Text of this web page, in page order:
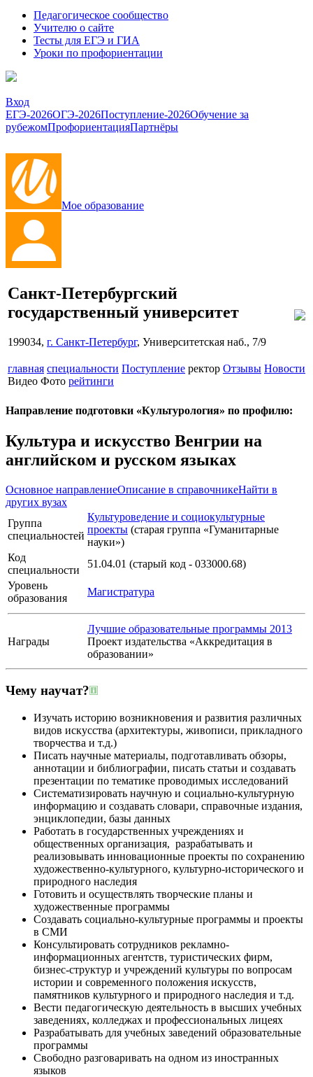
Педагогическое сообщество
Учителю о сайте
Тесты для ЕГЭ и ГИА
Уроки по профориентации
Вход
ЕГЭ-2026ОГЭ-2026Поступление-2026Обучение за
рубежомПрофориентацияПартнёры
Мое образование
Санкт-Петербургский
государственный университет
199034, г. Санкт-Петербург, Университетская наб., 7/9
главная специальности Поступление ректор Отзывы Новости
Видео Фото рейтинги
Направление подготовки «Культурология» по профилю:
Культура и искусство Венгрии на
английском и русском языках
Основное направлениеОписание в справочникеНайти в
других вузах
Группа
специальностей
Культуроведение и социокультурные
проекты (старая группа «Гуманитарные
науки»)
Код
специальности
51.04.01 (старый код - 033000.68)
Уровень
образования
Магистратура
Награды
Лучшие образовательные программы 2013
Проект издательства «Аккредитация в
образовании»
Чему научат?
Изучать историю возникновения и развития различных
видов искусства (архитектуры, живописи, прикладного
творчества и т.д.)
Писать научные материалы, подготавливать обзоры,
аннотации и библиографии, писать статьи и создавать
презентации по тематике проводимых исследований
Систематизировать научную и социально-культурную
информацию и создавать словари, справочные издания,
энциклопедии, базы данных
Работать в государственных учреждениях и
общественных организация, разрабатывать и
реализовывать инновационные проекты по сохранению
художественно-культурного, культурно-исторического и
природного наследия
Готовить и осуществлять творческие планы и
художественные программы
Создавать социально-культурные программы и проекты
в СМИ
Консультировать сотрудников рекламно-
информационных агентств, туристических фирм,
бизнес-структур и учреждений культуры по вопросам
истории и современного положения искусств,
памятников культурного и природного наследия и т.д.
Вести педагогическую деятельность в высших учебных
заведениях, колледжах и профессиональных лицеях
Разрабатывать для учебных заведений образовательные
программы
Свободно разговаривать на одном из иностранных
языков